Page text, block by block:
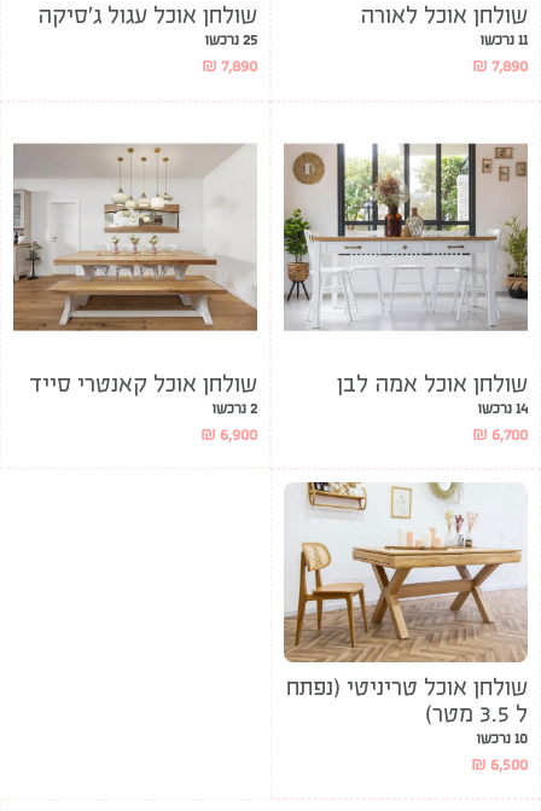
שולחן אוכל לאורה
11 נרכשו
₪ 7,890
שולחן אוכל עגול ג’סיקה
25 נרכשו
₪ 7,890
שולחן אוכל אמה לבן
14 נרכשו
₪ 6,700
שולחן אוכל קאנטרי סייד
2 נרכשו
₪ 6,900
שולחן אוכל טריניטי (נפתח
ל 3.5 מטר)
10 נרכשו
₪ 6,500